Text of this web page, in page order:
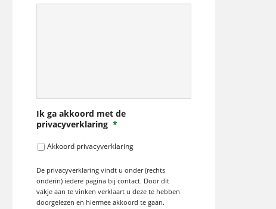
Ik ga akkoord met de
privacyverklaring *
Akkoord privacyverklaring
De privacyverklaring vindt u onder (rechts
onderin) iedere pagina bij contact. Door dit
vakje aan te vinken verklaart u deze te hebben
doorgelezen en hiermee akkoord te gaan.